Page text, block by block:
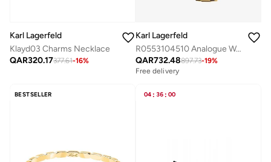
Karl Lagerfeld
Klayd03 Charms Necklace
QAR320.17377.61-16%
Karl Lagerfeld
R0553104510 Analogue Watch
QAR732.48897.73-19%
Free delivery
BESTSELLER 04 : 36 : 00